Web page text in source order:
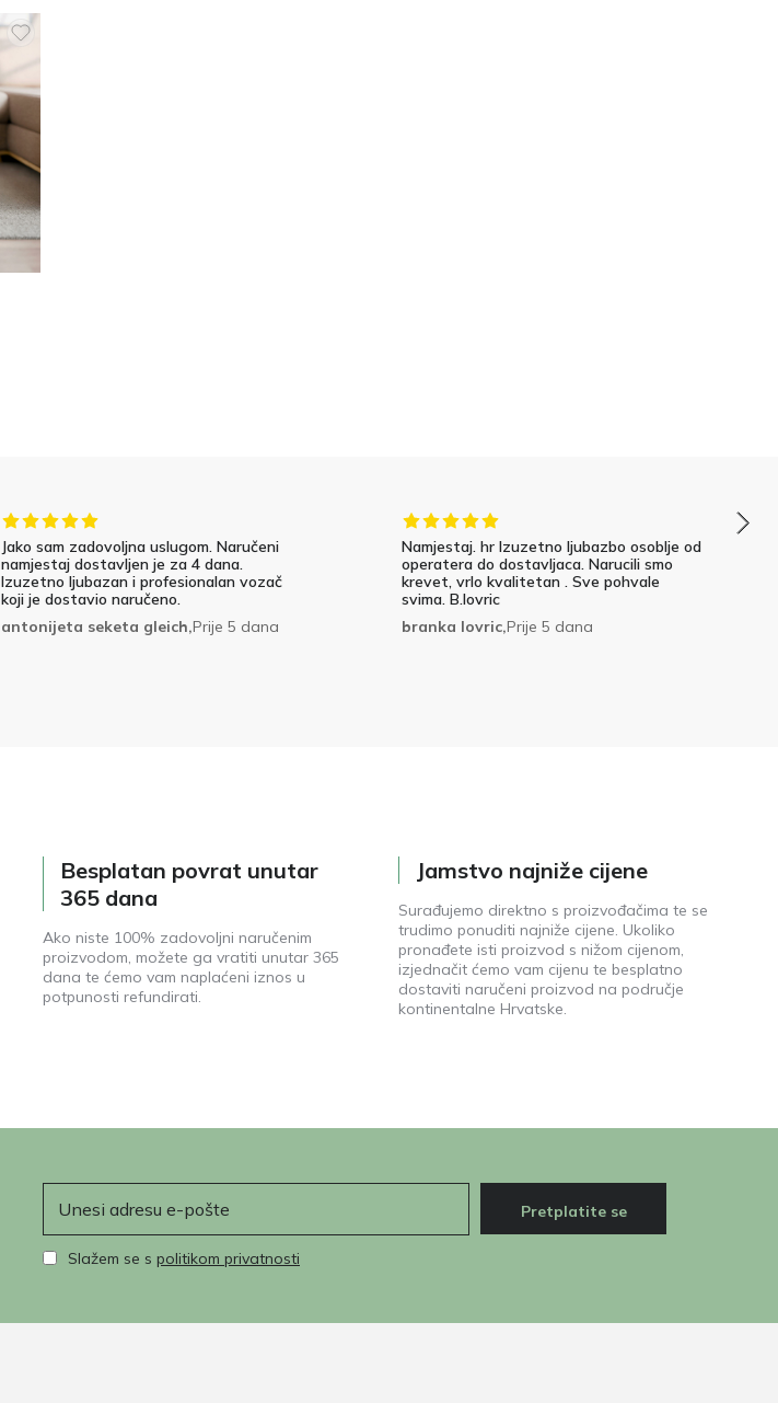
Jako sam zadovoljna uslugom. Naručeni
namjestaj dostavljen je za 4 dana.
Izuzetno ljubazan i profesionalan vozač
koji je dostavio naručeno.
antonijeta seketa gleich,Prije 5 dana
Namjestaj. hr Izuzetno ljubazbo osoblje od
operatera do dostavljaca. Narucili smo
krevet, vrlo kvalitetan . Sve pohvale
svima. B.lovric
branka lovric,Prije 5 dana
Besplatan povrat unutar
365 dana
Ako niste 100% zadovoljni naručenim
proizvodom, možete ga vratiti unutar 365
dana te ćemo vam naplaćeni iznos u
potpunosti refundirati.
Jamstvo najniže cijene
Surađujemo direktno s proizvođačima te se
trudimo ponuditi najniže cijene. Ukoliko
pronađete isti proizvod s nižom cijenom,
izjednačit ćemo vam cijenu te besplatno
dostaviti naručeni proizvod na područje
kontinentalne Hrvatske.
Slažem se s politikom privatnosti
Pretplatite se